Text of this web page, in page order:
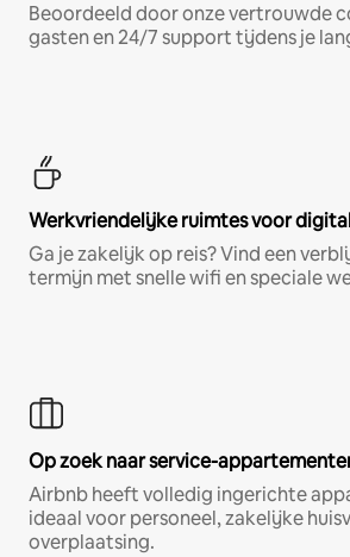
Beoordeeld door onze vertrouwde
gasten en 24/7 support tijdens je
Werkvriendelijke ruimtes voor
Ga je zakelijk op reis? Vind een
termijn met snelle wifi en speciale
Op zoek naar service-
Airbnb heeft volledig ingerichte
ideaal voor personeel, zakelijke
overplaatsing.